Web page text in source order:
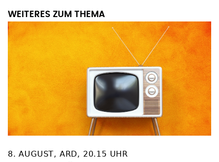
WEITERES ZUM THEMA
8. AUGUST, ARD, 20.15 UHR